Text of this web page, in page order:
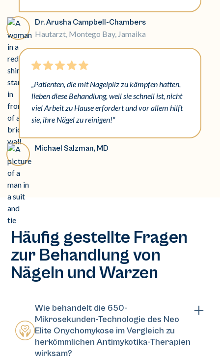
Dr. Arusha Campbell-Chambers
Hautarzt, Montego Bay, Jamaika
„Patienten, die mit Nagelpilz zu kämpfen hatten,
lieben diese Behandlung, weil sie schnell ist, nicht
viel Arbeit zu Hause erfordert und vor allem hilft
sie, ihre Nägel zu reinigen!“
Michael Salzman, MD
Häufig gestellte Fragen
zur Behandlung von
Nägeln und Warzen
Wie behandelt die 650-
Mikrosekunden-Technologie des Neo
Elite Onychomykose im Vergleich zu
herkömmlichen Antimykotika-Therapien
wirksam?